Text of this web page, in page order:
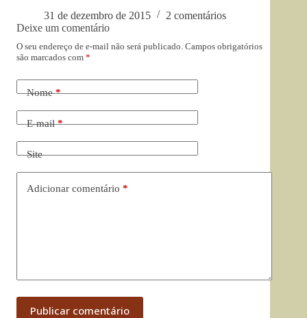
31 de dezembro de 2015
2 comentários
Deixe um comentário
O seu endereço de e-mail não será publicado. Campos obrigatórios
são marcados com *
Nome*
E-mail*
Site
Adicionar comentário *
Publicar comentário